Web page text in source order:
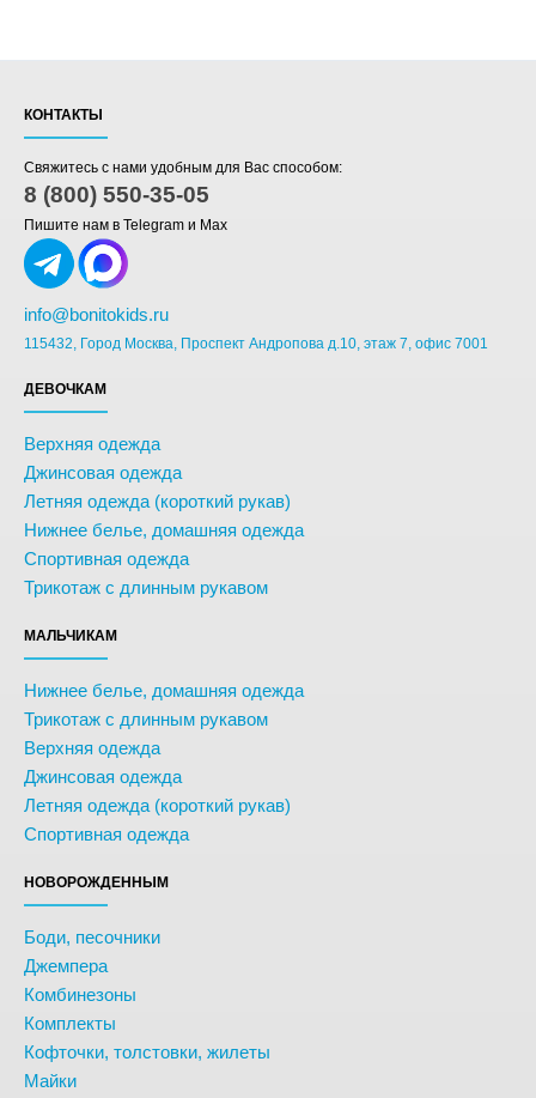
КОНТАКТЫ
Свяжитесь с нами удобным для Вас способом:
8 (800) 550-35-05
Пишите нам в Telegram и Max
info@bonitokids.ru
115432, Город Москва, Проспект Андропова д.10, этаж 7, офис 7001
ДЕВОЧКАМ
Верхняя одежда
Джинсовая одежда
Летняя одежда (короткий рукав)
Нижнее белье, домашняя одежда
Спортивная одежда
Трикотаж с длинным рукавом
МАЛЬЧИКАМ
Нижнее белье, домашняя одежда
Трикотаж с длинным рукавом
Верхняя одежда
Джинсовая одежда
Летняя одежда (короткий рукав)
Спортивная одежда
НОВОРОЖДЕННЫМ
Боди, песочники
Джемпера
Комбинезоны
Комплекты
Кофточки, толстовки, жилеты
Майки